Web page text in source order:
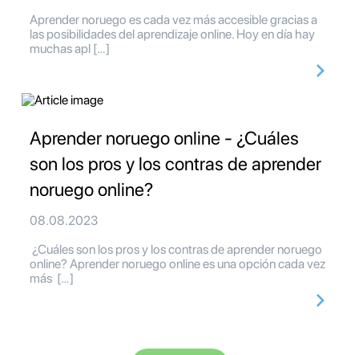
Aprender noruego es cada vez más accesible gracias a
las posibilidades del aprendizaje online. Hoy en día hay
muchas apl […]
Aprender noruego online - ¿Cuáles
son los pros y los contras de aprender
noruego online?
08.08.2023
¿Cuáles son los pros y los contras de aprender noruego
online? Aprender noruego online es una opción cada vez
más […]